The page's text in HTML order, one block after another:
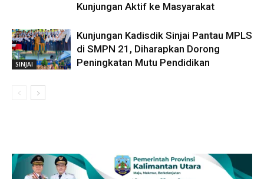
Kunjungan Aktif ke Masyarakat
SINJAI
Kunjungan Kadisdik Sinjai Pantau MPLS
di SMPN 21, Diharapkan Dorong
Peningkatan Mutu Pendidikan